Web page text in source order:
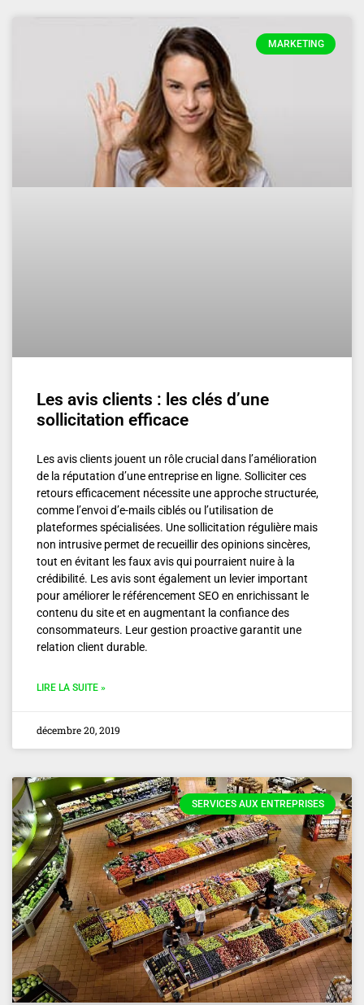
MARKETING
Les avis clients : les clés d’une
sollicitation efficace
Les avis clients jouent un rôle crucial dans l’amélioration
de la réputation d’une entreprise en ligne. Solliciter ces
retours efficacement nécessite une approche structurée,
comme l’envoi d’e-mails ciblés ou l’utilisation de
plateformes spécialisées. Une sollicitation régulière mais
non intrusive permet de recueillir des opinions sincères,
tout en évitant les faux avis qui pourraient nuire à la
crédibilité. Les avis sont également un levier important
pour améliorer le référencement SEO en enrichissant le
contenu du site et en augmentant la confiance des
consommateurs. Leur gestion proactive garantit une
relation client durable.
LIRE LA SUITE »
décembre 20, 2019
SERVICES AUX ENTREPRISES